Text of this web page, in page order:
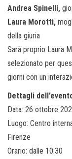
Andrea Spinelli,
Laura Morotti,
della giuria
Sarà proprio Laura
selezionato per
giorni con un
Dettagli
Data: 26 ottobre
Luogo: Centro
Firenze
Orario: dalle 10:30